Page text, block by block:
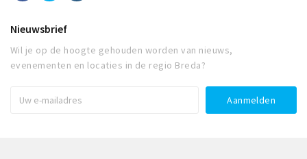
Nieuwsbrief
Wil je op de hoogte gehouden worden van nieuws,
evenementen en locaties in de regio Breda?